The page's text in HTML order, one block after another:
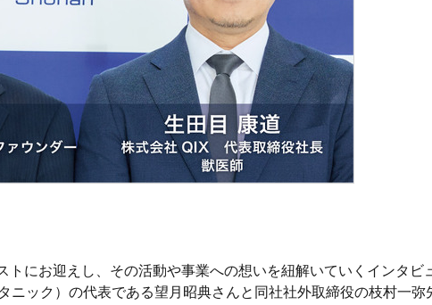
にお迎えし、その活動や事業への想いを紐解いていくインタビ
ック）の代表である望月昭典さんと同社社外取締役の枝村一弥